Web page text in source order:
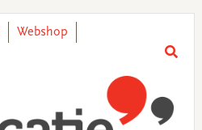
Webshop